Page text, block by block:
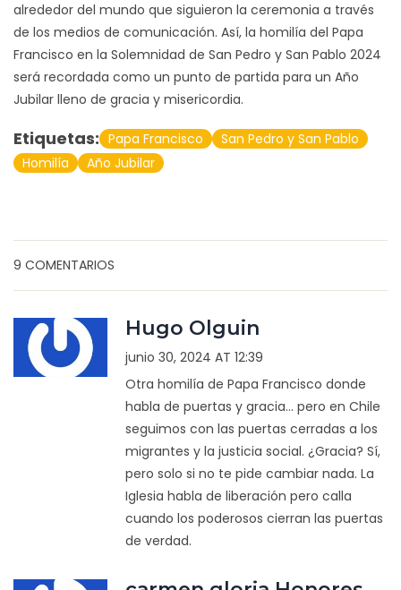
alrededor del mundo que siguieron la ceremonia a través
de los medios de comunicación. Así, la homilía del Papa
Francisco en la Solemnidad de San Pedro y San Pablo 2024
será recordada como un punto de partida para un Año
Jubilar lleno de gracia y misericordia.
Etiquetas: Papa Francisco
San Pedro y San Pablo
Homilía
Año Jubilar
9 COMENTARIOS
Hugo Olguin
junio 30, 2024 AT 12:39
Otra homilía de Papa Francisco donde
habla de puertas y gracia... pero en Chile
seguimos con las puertas cerradas a los
migrantes y la justicia social. ¿Gracia? Sí,
pero solo si no te pide cambiar nada. La
Iglesia habla de liberación pero calla
cuando los poderosos cierran las puertas
de verdad.